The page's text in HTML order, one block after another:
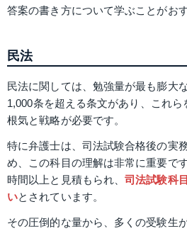
答案の書き方について学ぶことがお
民法
民法に関しては、勉強量が最も膨大
1,000条を超える条文があり、これ
根気と戦略が必要です。
特に弁護士は、司法試験合格後の実
め、この科目の理解は非常に重要で
時間以上と見積もられ、司法試験科
いとされています。
その圧倒的な量から、多くの受験生